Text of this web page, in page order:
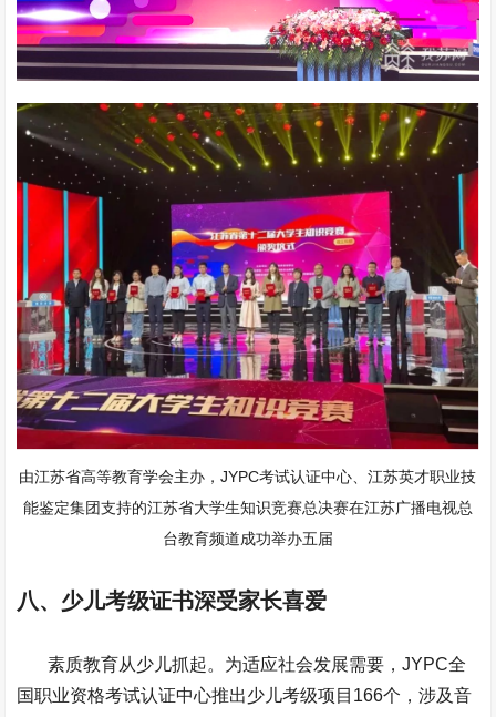
由江苏省高等教育学会主办，JYPC考试认证中心、江苏英才职业技
能鉴定集团支持的江苏省大学生知识竞赛总决赛在江苏广播电视总
台教育频道成功举办五届
八、少儿考级证书深受家长喜爱
素质教育从少儿抓起。为适应社会发展需要，JYPC全
国职业资格考试认证中心推出少儿考级项目166个，涉及音